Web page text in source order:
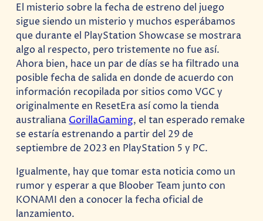
El misterio sobre la fecha de estreno del juego
sigue siendo un misterio y muchos esperábamos
que durante el PlayStation Showcase se mostrara
algo al respecto, pero tristemente no fue así.
Ahora bien, hace un par de días se ha filtrado una
posible fecha de salida en donde de acuerdo con
información recopilada por sitios como VGC y
originalmente en ResetEra así como la tienda
australiana GorillaGaming, el tan esperado remake
se estaría estrenando a partir del 29 de
septiembre de 2023 en PlayStation 5 y PC.
Igualmente, hay que tomar esta noticia como un
rumor y esperar a que Bloober Team junto con
KONAMI den a conocer la fecha oficial de
lanzamiento.